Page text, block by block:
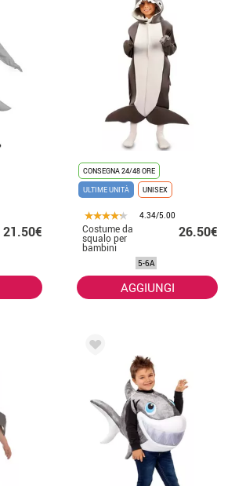
21.50€
CONSEGNA 24/48 ORE
ULTIME UNITÀ
UNISEX
4.34/5.00
Costume da
squalo per
bambini
26.50€
5-6A
AGGIUNGI